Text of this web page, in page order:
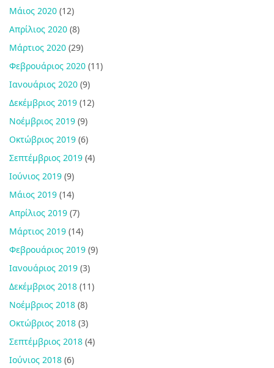
Μάιος 2020 (12)
Απρίλιος 2020 (8)
Μάρτιος 2020 (29)
Φεβρουάριος 2020 (11)
Ιανουάριος 2020 (9)
Δεκέμβριος 2019 (12)
Νοέμβριος 2019 (9)
Οκτώβριος 2019 (6)
Σεπτέμβριος 2019 (4)
Ιούνιος 2019 (9)
Μάιος 2019 (14)
Απρίλιος 2019 (7)
Μάρτιος 2019 (14)
Φεβρουάριος 2019 (9)
Ιανουάριος 2019 (3)
Δεκέμβριος 2018 (11)
Νοέμβριος 2018 (8)
Οκτώβριος 2018 (3)
Σεπτέμβριος 2018 (4)
Ιούνιος 2018 (6)